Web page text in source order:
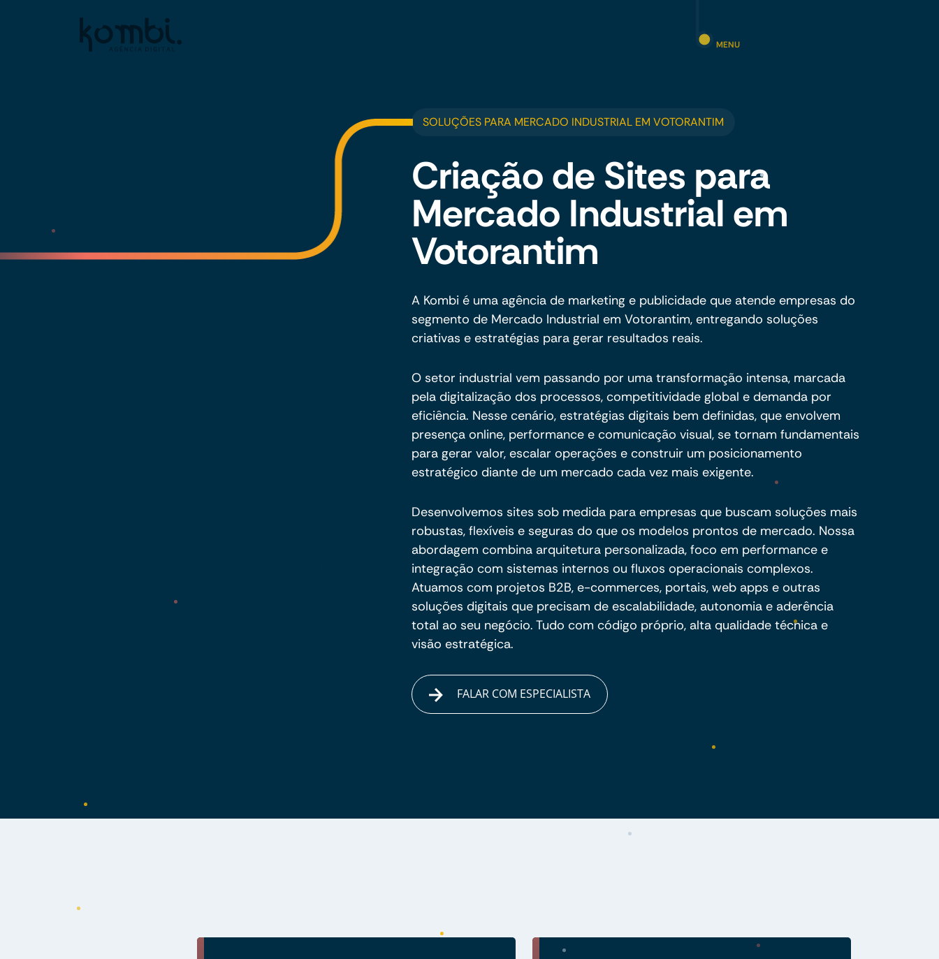
MENU
SOLUÇÕES PARA MERCADO INDUSTRIAL EM VOTORANTIM
Criação de Sites para
Mercado Industrial em
Votorantim
A Kombi é uma agência de marketing e publicidade que atende empresas do
segmento de Mercado Industrial em Votorantim, entregando soluções
criativas e estratégias para gerar resultados reais.
O setor industrial vem passando por uma transformação intensa, marcada
pela digitalização dos processos, competitividade global e demanda por
eficiência. Nesse cenário, estratégias digitais bem definidas, que envolvem
presença online, performance e comunicação visual, se tornam fundamentais
para gerar valor, escalar operações e construir um posicionamento
estratégico diante de um mercado cada vez mais exigente.
Desenvolvemos sites sob medida para empresas que buscam soluções mais
robustas, flexíveis e seguras do que os modelos prontos de mercado. Nossa
abordagem combina arquitetura personalizada, foco em performance e
integração com sistemas internos ou fluxos operacionais complexos.
Atuamos com projetos B2B, e-commerces, portais, web apps e outras
soluções digitais que precisam de escalabilidade, autonomia e aderência
total ao seu negócio. Tudo com código próprio, alta qualidade técnica e
visão estratégica.
FALAR COM ESPECIALISTA